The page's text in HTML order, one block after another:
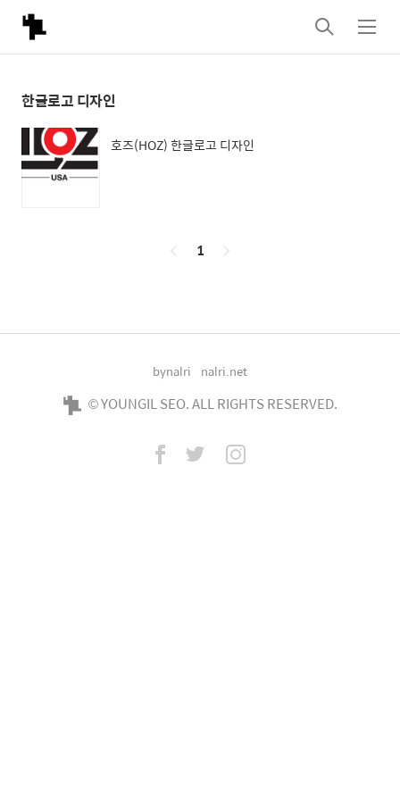
검
색
메
뉴
한글로고 디자인
호즈(HOZ) 한글로고 디자인
페
1
bynalri nalri.net
© YOUNGIL SEO. ALL RIGHTS RESERVED.